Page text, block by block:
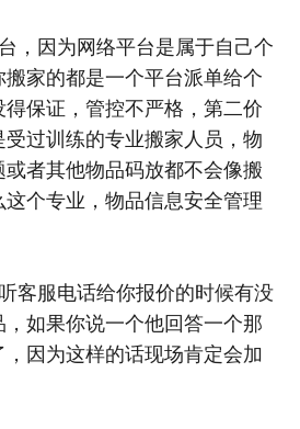
因为网络平台是属于自己个
家的都是一个平台派单给个
保证，管控不严格，第二价
过训练的专业搬家人员，物
者其他物品码放都不会像搬
个专业，物品信息安全管理
服电话给你报价的时候有没
如果你说一个他回答一个那
因为这样的话现场肯定会加